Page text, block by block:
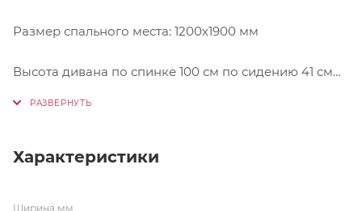
Размер спального места: 1200х1900 мм
Высота дивана по спинке 100 см по сидению 41 см
Наполнение: ППУ
Характеристики
Ширина,мм